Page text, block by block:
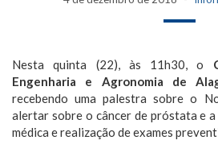
Nesta quinta (22), às 11h30, o
Engenharia e Agronomia de
recebendo uma palestra sobre o
alertar sobre o câncer de próstata e
médica e realização de exames